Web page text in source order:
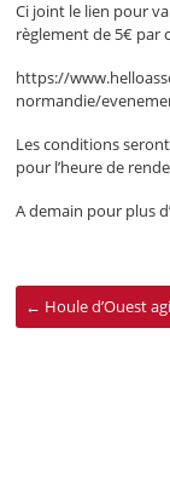
Ci joint le lien pour
règlement de 5€ par
https://
normandie/
Les conditions
pour l’heure de
A demain pour plus
← Houle d’Ouest